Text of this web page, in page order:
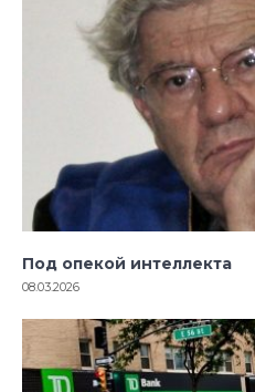
Под опекой интеллекта
08.03.2026